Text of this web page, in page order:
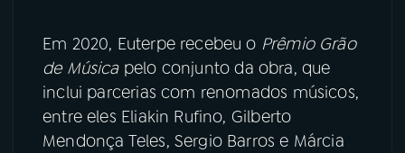
Em 2020, Euterpe recebeu o Prêmio Grão
de Músicapelo conjunto da obra, que
inclui parcerias com renomados músicos,
entre eles Eliakin Rufino, Gilberto
Mendonça Teles, Sergio Barros e Márcia